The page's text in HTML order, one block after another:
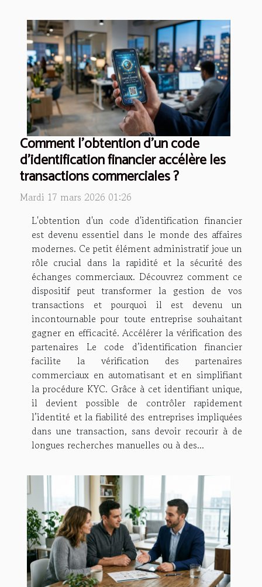
Comment l'obtention d'un code
d'identification financier accélère les
transactions commerciales ?
Mardi 17 mars 2026 01:26
L'obtention d'un code d'identification financier
est devenu essentiel dans le monde des affaires
modernes. Ce petit élément administratif joue un
rôle crucial dans la rapidité et la sécurité des
échanges commerciaux. Découvrez comment ce
dispositif peut transformer la gestion de vos
transactions et pourquoi il est devenu un
incontournable pour toute entreprise souhaitant
gagner en efficacité. Accélérer la vérification des
partenaires Le code d’identification financier
facilite la vérification des partenaires
commerciaux en automatisant et en simplifiant
la procédure KYC. Grâce à cet identifiant unique,
il devient possible de contrôler rapidement
l’identité et la fiabilité des entreprises impliquées
dans une transaction, sans devoir recourir à de
longues recherches manuelles ou à des...